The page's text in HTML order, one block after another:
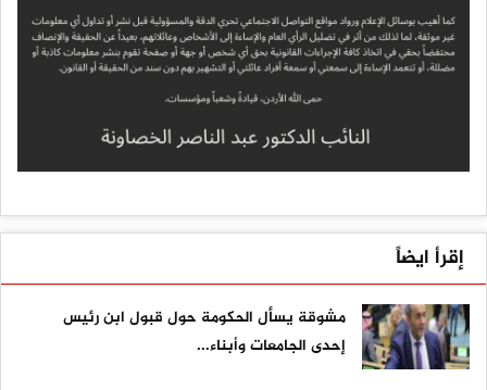
إقرأ ايضاً
مشوقة يسأل الحكومة حول قبول ابن رئيس
إحدى الجامعات وأبناء...